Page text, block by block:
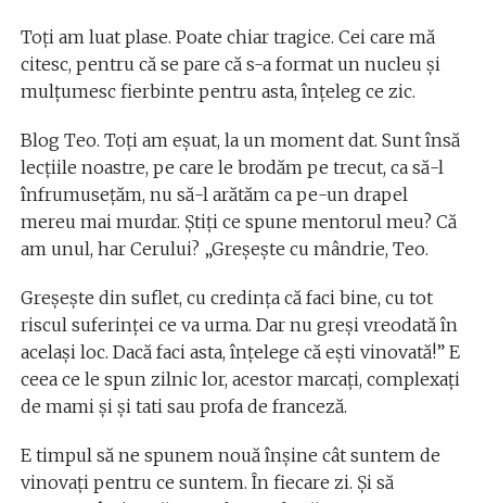
Toți am luat plase. Poate chiar tragice. Cei care mă
citesc, pentru că se pare că s-a format un nucleu și
mulțumesc fierbinte pentru asta, înțeleg ce zic.
Blog Teo. Toți am eșuat, la un moment dat. Sunt însă
lecțiile noastre, pe care le brodăm pe trecut, ca să-l
înfrumusețăm, nu să-l arătăm ca pe-un drapel
mereu mai murdar. Știți ce spune mentorul meu? Că
am unul, har Cerului? „Greșește cu mândrie, Teo.
Greșește din suflet, cu credința că faci bine, cu tot
riscul suferinței ce va urma. Dar nu greși vreodată în
același loc. Dacă faci asta, înțelege că ești vinovată!” E
ceea ce le spun zilnic lor, acestor marcați, complexați
de mami și și tati sau profa de franceză.
E timpul să ne spunem nouă înșine cât suntem de
vinovați pentru ce suntem. În fiecare zi. Și să